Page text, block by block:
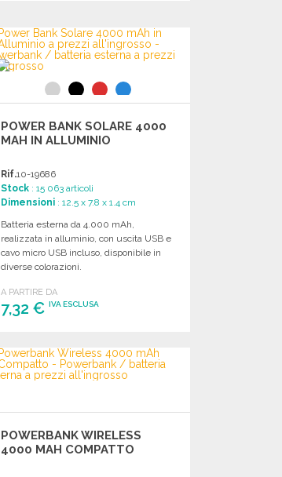
Richiedi un preventivo
POWER BANK SOLARE 4000
MAH IN ALLUMINIO
Rif.10-19686
Stock : 15 063 articoli
Dimensioni : 12.5 x 7.8 x 1.4 cm
Batteria esterna da 4.000 mAh,
realizzata in alluminio, con uscita USB e
cavo micro USB incluso, disponibile in
diverse colorazioni.
A PARTIRE DA
7,32 €IVA ESCLUSA
Richiedi un preventivo
POWERBANK WIRELESS
4000 MAH COMPATTO